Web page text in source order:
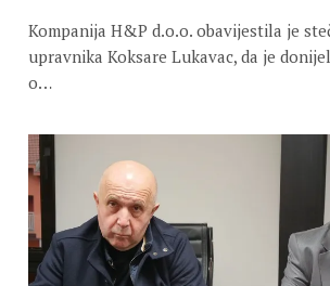
Kompanija H&P d.o.o. obavijestila je
upravnika Koksare Lukavac, da je
o…